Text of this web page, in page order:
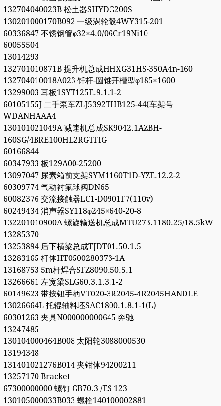
132704040023B 松土器SHYDG200S
130201000170B092 一级涡轮彀4WY315-201
60336847 不锈钢管φ32×4.0/06Cr19Ni10
60055504
13014293
132701010871B 提升机总成HHXG31HS-350A4n-160
132704010018A023 钎杆-圆锥开槽型φ185×1600
13299003 耳板1SYT125E.9.1.1-2
60105155J 二手泵车ZLJ5392THB125-44(车架号
WDANHAAA4
130101021049A 减速机总成SK9042.1AZBH-
160SG/4BRE100HL2RGTFIG
60166844
60347933 板129A00-25200
13097047 尿素箱前支架SYM1160T1D-YZE.12.2-2
60309774 气动衬氟球阀DN65
60082376 交流接触器LC1-D0901F7(110v)
60249434 消声器SY118φ245×640-20-8
132201010900A 螺旋输送机总成MTU273.1180.25/18.5kW
13285370
13253894 后下横梁总成TJDT01.50.1.5
13283165 杆体HT0500280373-1A
13168753 5m杆焊合SFZ8090.50.5.1
13266661 左宽梁SLG60.3.1.3.1-2
60149623 带按钮手柄VT020-3R2045-4R2045HANDLE
13026664L 托辊轴料坯SAC1800.1.8.1-1(L)
60301263 夹具N000000000645 奔驰
13247485
130104000464B008 太阳轮3088000530
13194348
131401021276B014 夹钳体94200211
13257170 Bracket
67300000000 螺钉 GB70.3 /ES 123
130105000033B033 螺栓140100002881